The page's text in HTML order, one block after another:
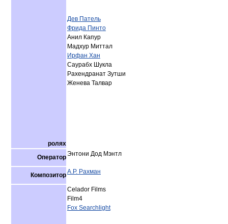
ролях
Дев Патель
Фрида Пинто
Анил Капур
Мадхур Миттал
Ирфан Хан
Саурабх Шукла
Рахендранат Зутши
Женева Талвар
ОператорЭнтони Дод Мэнтл
КомпозиторА.Р. Рахман
Celador Films
Film4
Fox Searchlight